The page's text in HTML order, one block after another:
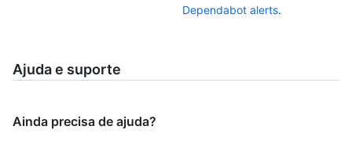
Dependabot alerts.
Ajuda e suporte
Ainda precisa de ajuda?